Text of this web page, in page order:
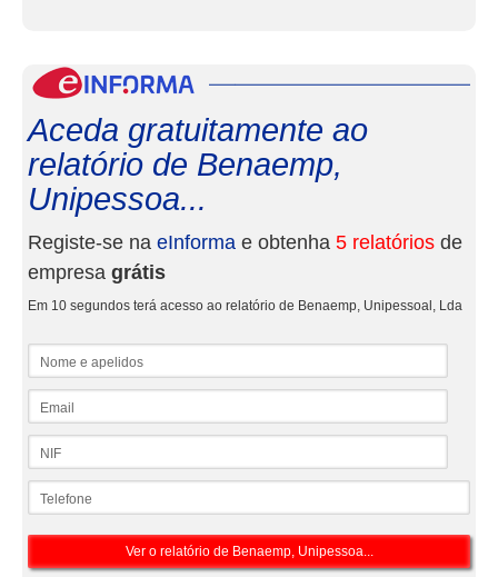
Aceda gratuitamente ao
relatório de Benaemp,
Unipessoa...
Registe-se na eInforma e obtenha 5 relatórios de
empresa grátis
Em 10 segundos terá acesso ao relatório de Benaemp, Unipessoal, Lda